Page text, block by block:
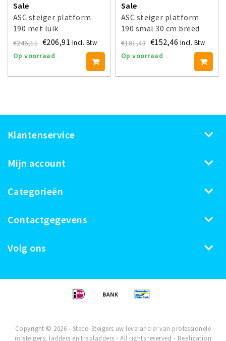
Sale
ASC steiger platform
190 met luik
€246,11 €206,91 Incl. Btw
Op voorraad
Sale
ASC steiger platform
190 smal 30 cm breed
€181,43 €152,46 Incl. Btw
Op voorraad
Klantenservice
Mijn account
Categorieën
Contactgegevens
Volg ons
Copyright © 2026 - Steco-Steigers uw leverancier van professionele
rolsteigers, ladders en trapladders - All rights reserved - Realization